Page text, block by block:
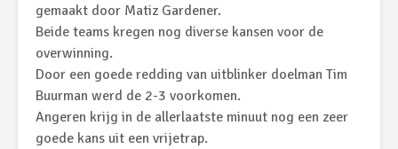
gemaakt door Matiz Gardener.
Beide teams kregen nog diverse kansen voor de
overwinning.
Door een goede redding van uitblinker doelman Tim
Buurman werd de 2-3 voorkomen.
Angeren krijg in de allerlaatste minuut nog een zeer
goede kans uit een vrijetrap.